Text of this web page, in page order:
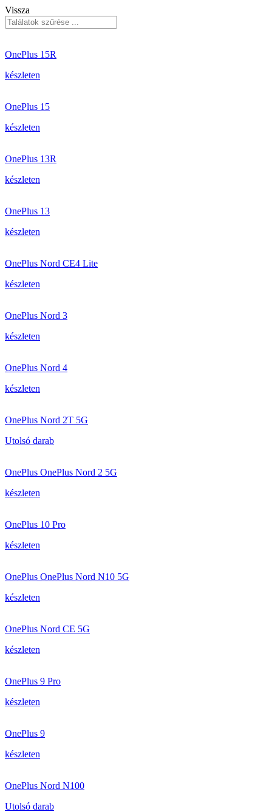
Vissza
OnePlus 15R
készleten
OnePlus 15
készleten
OnePlus 13R
készleten
OnePlus 13
készleten
OnePlus Nord CE4 Lite
készleten
OnePlus Nord 3
készleten
OnePlus Nord 4
készleten
OnePlus Nord 2T 5G
Utolsó darab
OnePlus OnePlus Nord 2 5G
készleten
OnePlus 10 Pro
készleten
OnePlus OnePlus Nord N10 5G
készleten
OnePlus Nord CE 5G
készleten
OnePlus 9 Pro
készleten
OnePlus 9
készleten
OnePlus Nord N100
Utolsó darab